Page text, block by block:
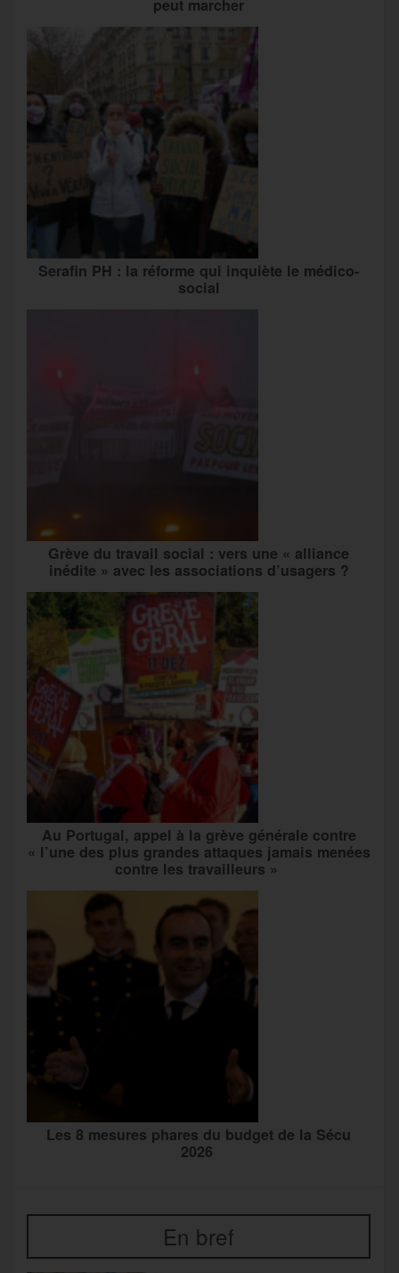
peut marcher
Serafin PH : la réforme qui inquiète le médico-
social
Grève du travail social : vers une « alliance
inédite » avec les associations d’usagers ?
Au Portugal, appel à la grève générale contre
« l’une des plus grandes attaques jamais menées
contre les travailleurs »
Les 8 mesures phares du budget de la Sécu
2026
En bref